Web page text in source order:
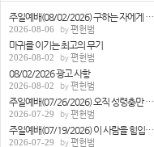
주일예배(08/02/2026) 구하는 자에게 성령을...
2026-08-06 편헌범
마귀를 이기는 최고의 무기
2026-08-02 편헌범
08/02/2026 광고 사항
2026-08-02 편헌범
주일예배(07/26/2026) 오직 성령충만 받으라...
2026-07-29 편헌범
주일예배(07/19/2026) 이 사람을 힘입으면[...
2026-07-29 편헌범